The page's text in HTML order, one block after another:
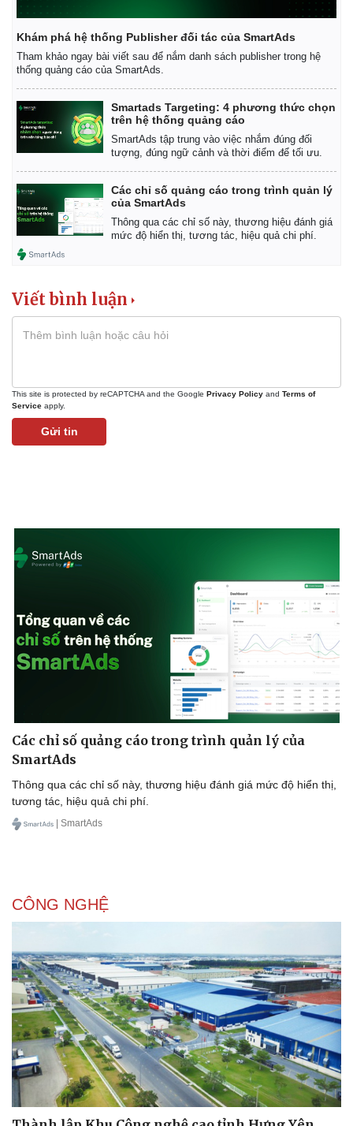
Kinh tế
Tỷ giá
Pháp luật
Quân sự - Quốc phòng
Khám phá hệ thống Publisher đối tác của SmartAds
Tham khảo ngay bài viết sau để nắm danh sách publisher trong hệ
thống quảng cáo của SmartAds.
Smartads Targeting: 4 phương thức chọn
trên hệ thống quảng cáo
SmartAds tập trung vào việc nhắm đúng đối
tượng, đúng ngữ cảnh và thời điểm để tối ưu.
Các chỉ số quảng cáo trong trình quản lý
của SmartAds
Thông qua các chỉ số này, thương hiệu đánh giá
mức độ hiển thị, tương tác, hiệu quả chi phí.
Viết bình luận
This site is protected by reCAPTCHA and the Google Privacy Policy and Terms of
Service apply.
Gửi tin
Các chỉ số quảng cáo trong trình quản lý của
SmartAds
Thông qua các chỉ số này, thương hiệu đánh giá mức độ hiển thị,
tương tác, hiệu quả chi phí.
| SmartAds
CÔNG NGHỆ